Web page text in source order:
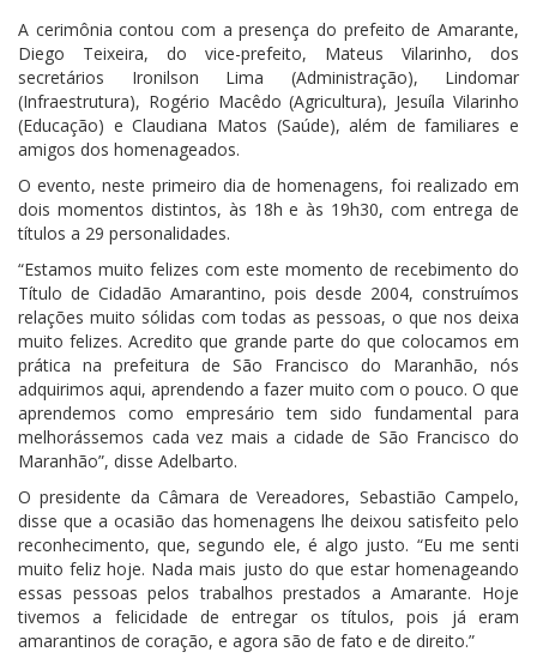
A cerimônia contou com a presença do prefeito de Amarante,
Diego Teixeira, do vice-prefeito, Mateus Vilarinho, dos
secretários Ironilson Lima (Administração), Lindomar
(Infraestrutura), Rogério Macêdo (Agricultura), Jesuíla Vilarinho
(Educação) e Claudiana Matos (Saúde), além de familiares e
amigos dos homenageados.
O evento, neste primeiro dia de homenagens, foi realizado em
dois momentos distintos, às 18h e às 19h30, com entrega de
títulos a 29 personalidades.
“Estamos muito felizes com este momento de recebimento do
Título de Cidadão Amarantino, pois desde 2004, construímos
relações muito sólidas com todas as pessoas, o que nos deixa
muito felizes. Acredito que grande parte do que colocamos em
prática na prefeitura de São Francisco do Maranhão, nós
adquirimos aqui, aprendendo a fazer muito com o pouco. O que
aprendemos como empresário tem sido fundamental para
melhorássemos cada vez mais a cidade de São Francisco do
Maranhão”, disse Adelbarto.
O presidente da Câmara de Vereadores, Sebastião Campelo,
disse que a ocasião das homenagens lhe deixou satisfeito pelo
reconhecimento, que, segundo ele, é algo justo. “Eu me senti
muito feliz hoje. Nada mais justo do que estar homenageando
essas pessoas pelos trabalhos prestados a Amarante. Hoje
tivemos a felicidade de entregar os títulos, pois já eram
amarantinos de coração, e agora são de fato e de direito.”